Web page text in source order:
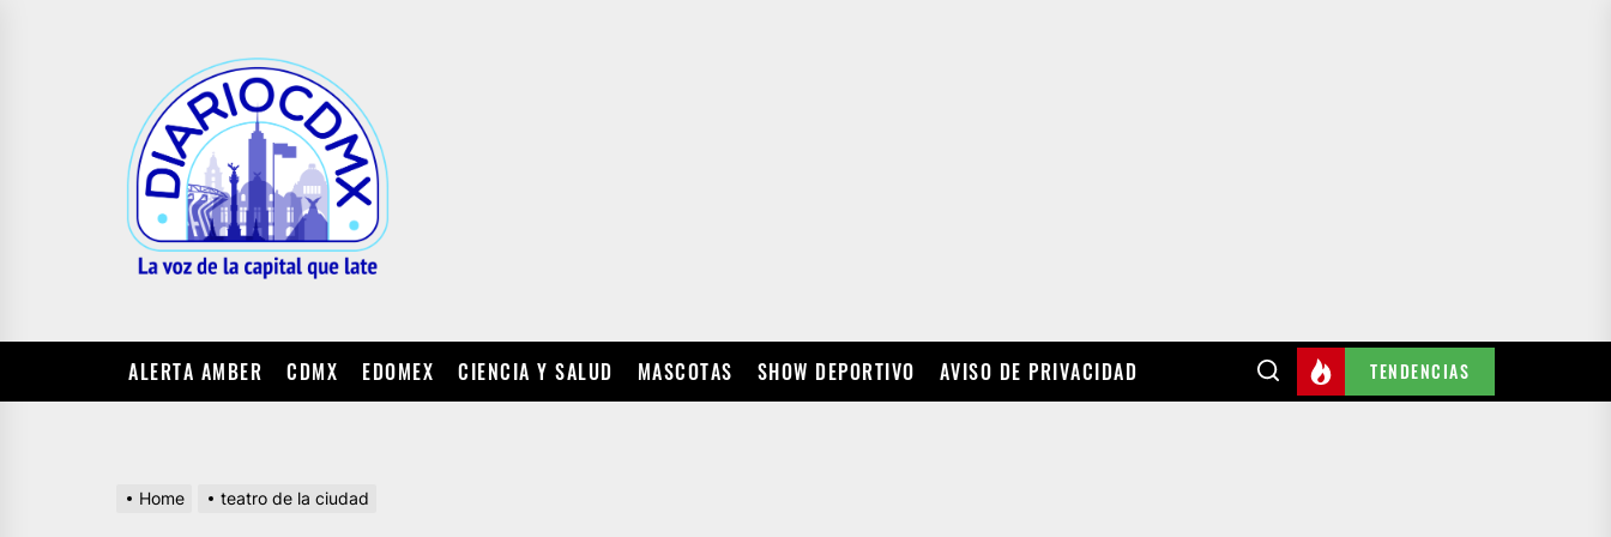
ALERTA AMBER CDMX EDOMEX CIENCIA Y SALUD MASCOTAS SHOW DEPORTIVO AVISO DE PRIVACIDAD TENDENCIAS
Home teatro de la ciudad